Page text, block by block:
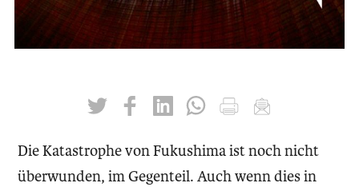
twittern liken teilen teilen drucken
Die Katastrophe von Fukushima ist noch nicht
überwunden, im Gegenteil. Auch wenn dies in